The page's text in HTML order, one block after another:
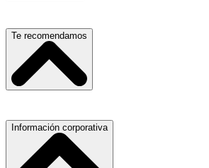
Escuelas, Institutos y Universidades
Hospitales, Sanatorios y Clínicas
Materiales para Construcción
Laboratorios de Diagnóstico Clínico
Te recomendamos
Servicio de Grúas
Médicos Oculistas y Oftalmólogos
Información corporativa